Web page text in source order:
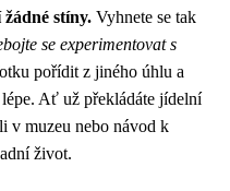
žádné stíny. Vyhnete se tak
se experimentovat s
pořídit z jiného úhlu a
Ať už překládáte jídelní
v muzeu nebo návod k
život.